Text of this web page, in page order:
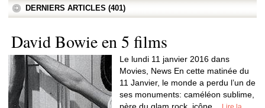
DERNIERS ARTICLES (401)
David Bowie en 5 films
Le lundi 11 janvier 2016 dans
Movies, News En cette matinée du
11 Janvier, le monde a perdu l’un de
ses monuments: caméléon sublime,